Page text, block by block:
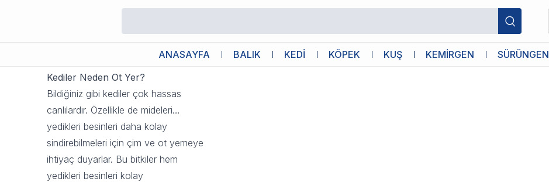
ANASAYFA BALIK KEDİ KÖPEK KUŞ KEMİRGEN SÜRÜNGEN
Kediler Neden Ot Yer?
Kediler Neden Ot Yer?
Bildiğiniz gibi kediler çok hassas
canlılardır. Özellikle de mideleri…
yedikleri besinleri daha kolay
sindirebilmeleri için çim ve ot yemeye
ihtiyaç duyarlar. Bu bitkiler hem
yedikleri besinleri kolay